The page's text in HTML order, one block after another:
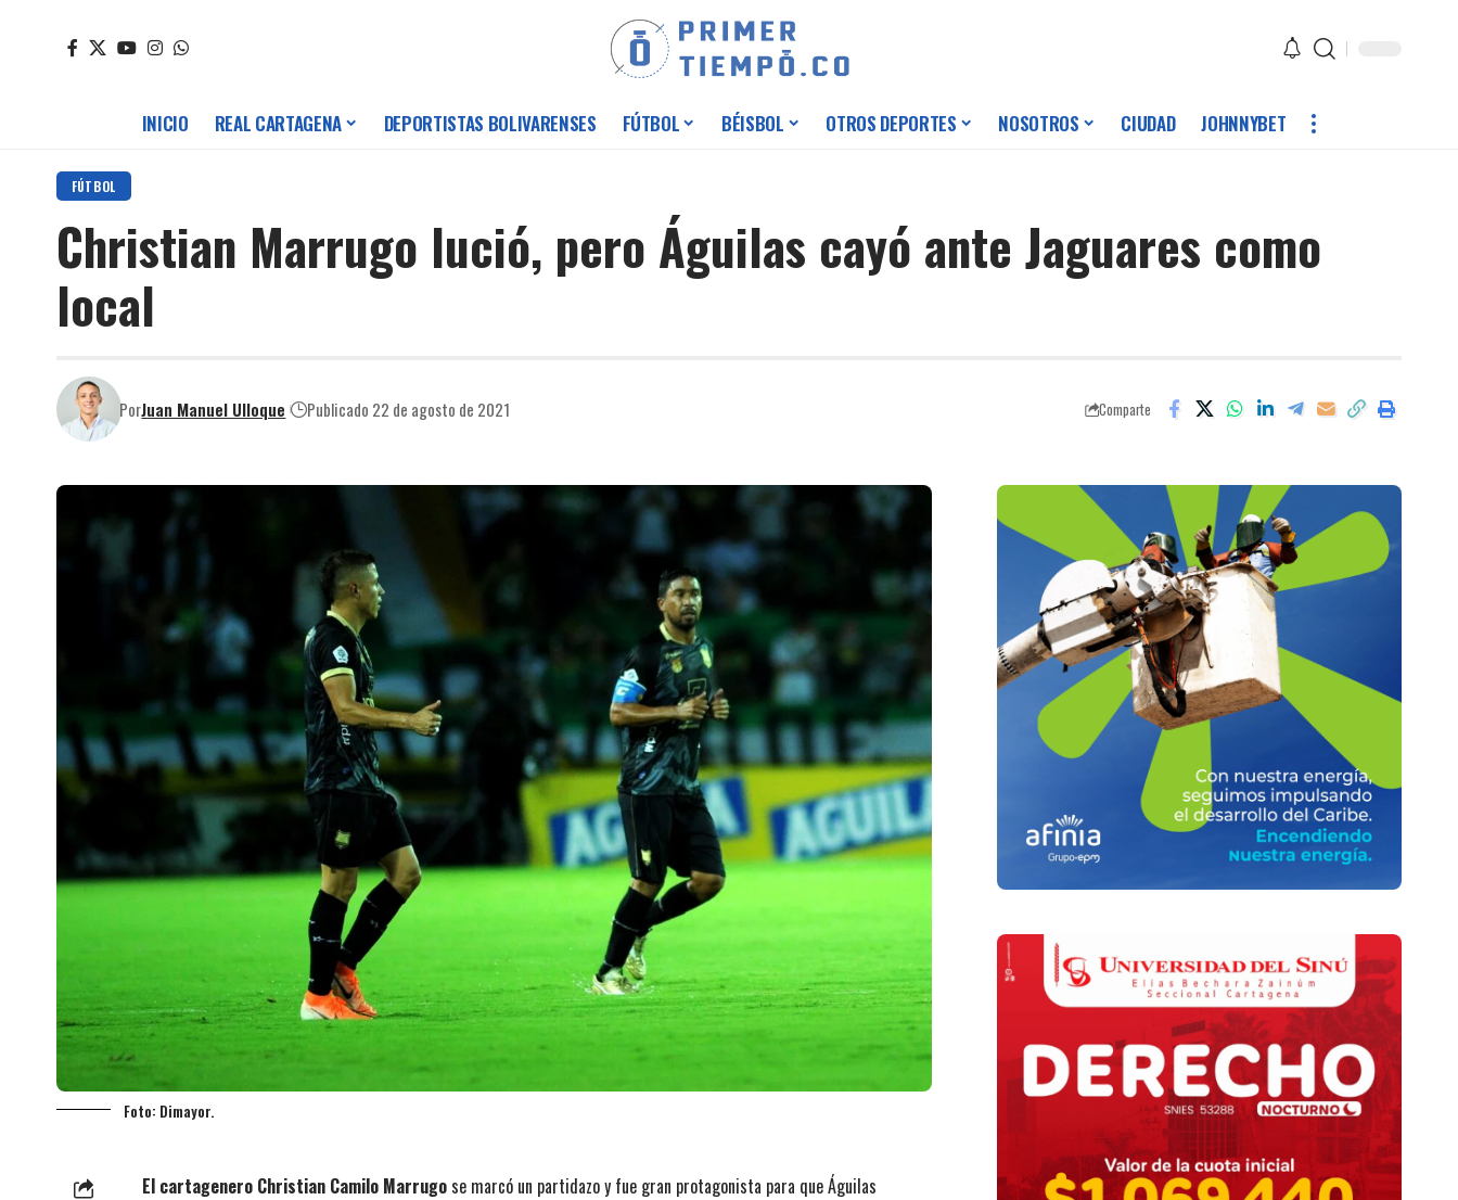
INICIO REAL CARTAGENA DEPORTISTAS BOLIVARENSES FÚTBOL BÉISBOL OTROS DEPORTES NOSOTROS CIUDAD JOHNNYBET
FÚTBOL
Christian Marrugo lució, pero Águilas cayó ante Jaguares como
local
PorJuan Manuel Ulloque Publicado 22 de agosto de 2021 Comparte
Foto: Dimayor.
El cartagenero Christian Camilo Marrugose marcó un partidazo y fue gran protagonista para que Águilas